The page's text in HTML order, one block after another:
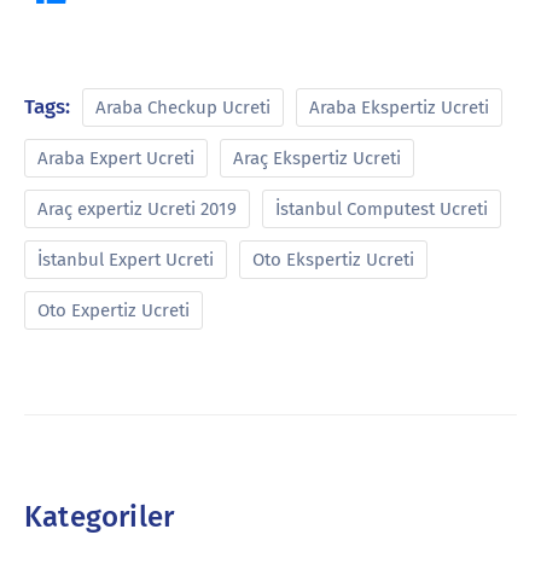
Tags: Araba Checkup Ucreti Araba Ekspertiz Ucreti
Araba Expert Ucreti Araç Ekspertiz Ucreti
Araç expertiz Ucreti 2019 İstanbul Computest Ucreti
İstanbul Expert Ucreti Oto Ekspertiz Ucreti
Oto Expertiz Ucreti
Kategoriler